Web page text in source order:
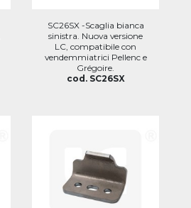
SC26SX -Scaglia bianca
sinistra. Nuova versione
LC, compatibile con
vendemmiatrici Pellenc e
Grégoire.
cod. SC26SX